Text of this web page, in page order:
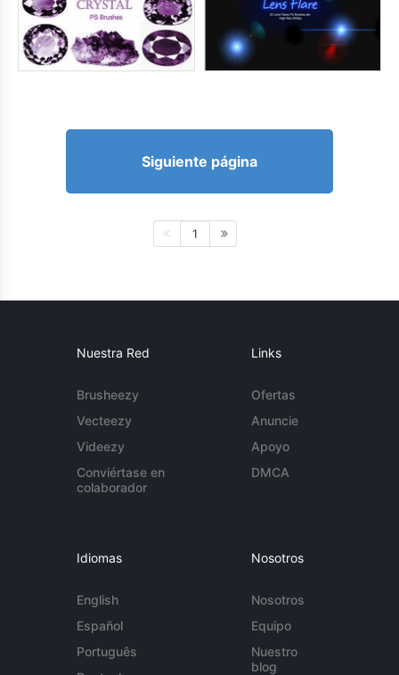
Siguiente página
1
Nuestra Red
Brusheezy
Vecteezy
Videezy
Conviértase en
colaborador
Links
Ofertas
Anuncie
Apoyo
DMCA
Idiomas
English
Español
Português
Nosotros
Nosotros
Equipo
Nuestro
blog